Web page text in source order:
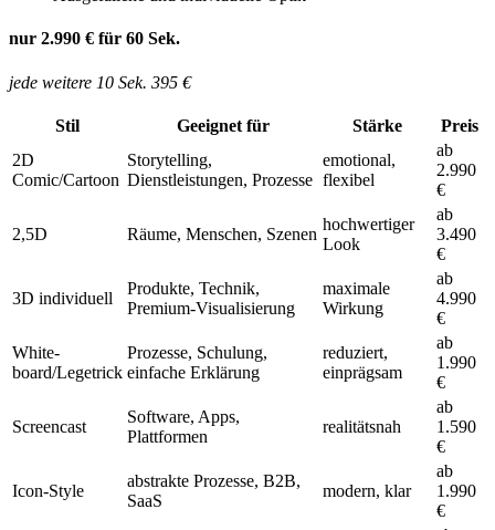
nur 2.990 € für 60 Sek.
jede weitere 10 Sek. 395 €
Stil Geeignet für Stärke
Preis
2D
Comic/Cartoon
Storytelling,
Dienstleistungen, Prozesse
emotional,
flexibel
ab
2.990
€
2,5D Räume, Menschen, Szenen
hochwertiger
Look
ab
3.490
€
3D individuell
Produkte, Technik,
Premium-Visualisierung
maximale
Wirkung
ab
4.990
€
White-
board/Legetrick
Prozesse, Schulung,
einfache Erklärung
reduziert,
einprägsam
ab
1.990
€
Screencast
Software, Apps,
Plattformen
realitätsnah
ab
1.590
€
Icon-Style
abstrakte Prozesse, B2B,
SaaS
modern, klar
ab
1.990
€